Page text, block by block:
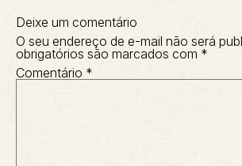
Deixe um comentário
O seu endereço de e-mail não será
obrigatórios são marcados com *
Comentário *